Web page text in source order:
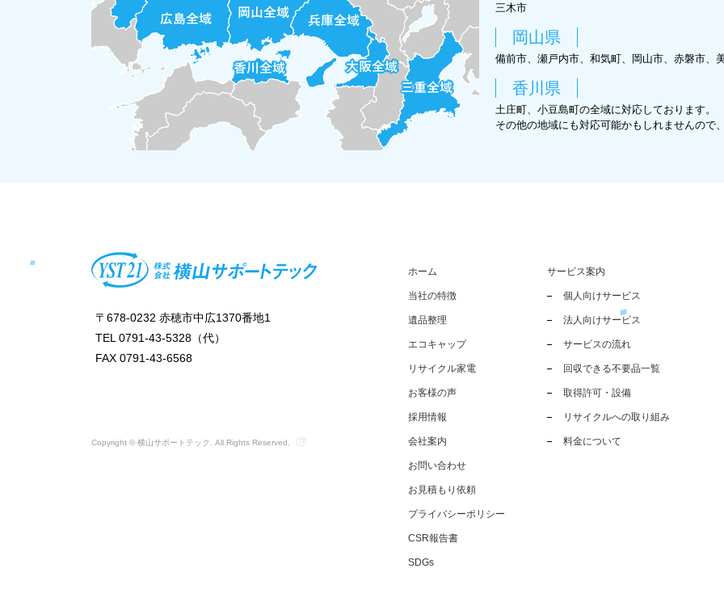
三木市
岡山県
備前市、瀬戸内市、和気町、岡山市、赤磐市、
香川県
土庄町、小豆島町の全域に対応しております。
その他の地域にも対応可能かもしれませんので
〒678-0232 赤穂市中広1370番地1
TEL 0791-43-5328（代）
FAX 0791-43-6568
Copyright © 横山サポートテック. All Rights Reserved.
ホーム
当社の特徴
遺品整理
エコキャップ
リサイクル家電
お客様の声
採用情報
会社案内
お問い合わせ
お見積もり依頼
プライバシーポリシー
CSR報告書
SDGs
サービス案内
個人向けサービス
法人向けサービス
サービスの流れ
回収できる不要品一覧
取得許可・設備
リサイクルへの取り組み
料金について